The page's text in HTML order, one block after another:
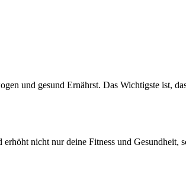
und gesund Ernährst. Das Wichtigste ist,
nicht nur deine Fitness und